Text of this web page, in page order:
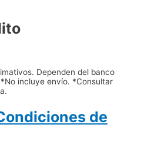
Dependen del banco
incluye envío. *Consultar
de